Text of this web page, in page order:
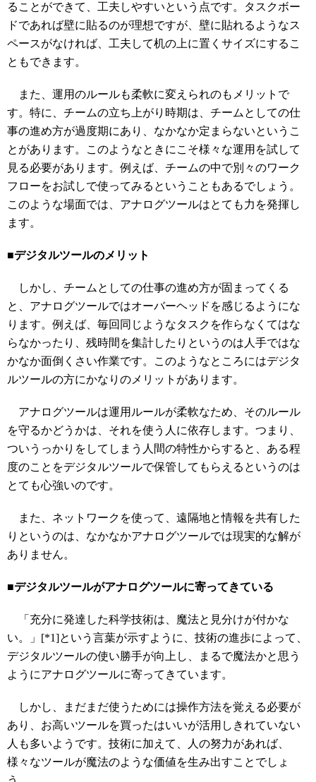
ることができて、工夫しやすいという点です。タスクボー
ドであれば壁に貼るのが理想ですが、壁に貼れるようなス
ペースがなければ、工夫して机の上に置くサイズにするこ
ともできます。
また、運用のルールも柔軟に変えられのもメリットで
す。特に、チームの立ち上がり時期は、チームとしての仕
事の進め方が過度期にあり、なかなか定まらないというこ
とがあります。このようなときにこそ様々な運用を試して
見る必要があります。例えば、チームの中で別々のワーク
フローをお試しで使ってみるということもあるでしょう。
このような場面では、アナログツールはとても力を発揮し
ます。
■デジタルツールのメリット
しかし、チームとしての仕事の進め方が固まってくる
と、アナログツールではオーバーヘッドを感じるようにな
ります。例えば、毎回同じようなタスクを作らなくてはな
らなかったり、残時間を集計したりというのは人手ではな
かなか面倒くさい作業です。このようなところにはデジタ
ルツールの方にかなりのメリットがあります。
アナログツールは運用ルールが柔軟なため、そのルール
を守るかどうかは、それを使う人に依存します。つまり、
ついうっかりをしてしまう人間の特性からすると、ある程
度のことをデジタルツールで保管してもらえるというのは
とても心強いのです。
また、ネットワークを使って、遠隔地と情報を共有した
りというのは、なかなかアナログツールでは現実的な解が
ありません。
■デジタルツールがアナログツールに寄ってきている
「充分に発達した科学技術は、魔法と見分けが付かな
い。」[*1]という言葉が示すように、技術の進歩によって、
デジタルツールの使い勝手が向上し、まるで魔法かと思う
ようにアナログツールに寄ってきています。
しかし、まだまだ使うためには操作方法を覚える必要が
あり、お高いツールを買ったはいいが活用しきれていない
人も多いようです。技術に加えて、人の努力があれば、
様々なツールが魔法のような価値を生み出すことでしょ